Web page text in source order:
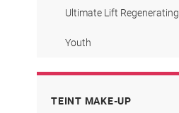
DayWear
Reparaturseren
Spezialpflege
Ultimate Lift Regenerating
Youth
TEINT MAKE-UP